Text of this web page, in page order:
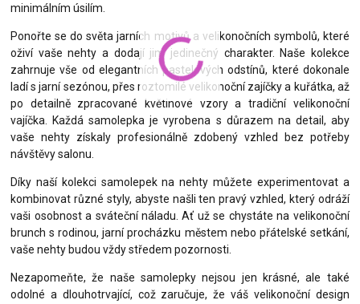
minimálním úsilím.
Ponořte se do světa jarních motivů a velikonočních symbolů, které
oživí vaše nehty a dodají jim jedinečný charakter. Naše kolekce
zahrnuje vše od elegantních pastelových odstínů, které dokonale
ladí s jarní sezónou, přes roztomilé velikonoční zajíčky a kuřátka, až
po detailně zpracované květinové vzory a tradiční velikonoční
vajíčka. Každá samolepka je vyrobena s důrazem na detail, aby
vaše nehty získaly profesionálně zdobený vzhled bez potřeby
návštěvy salonu.
Díky naší kolekci samolepek na nehty můžete experimentovat a
kombinovat různé styly, abyste našli ten pravý vzhled, který odráží
vaši osobnost a sváteční náladu. Ať už se chystáte na velikonoční
brunch s rodinou, jarní procházku městem nebo přátelské setkání,
vaše nehty budou vždy středem pozornosti.
Nezapomeňte, že naše samolepky nejsou jen krásné, ale také
odolné a dlouhotrvající, což zaručuje, že váš velikonoční design